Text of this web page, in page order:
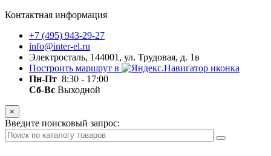
Контактная информация
+7 (495) 943-29-27
info@inter-el.ru
Электросталь, 144001, ул. Трудовая, д. 1в
Построить маршрут в
Пн-Пт 8:30 - 17:00
Сб-Вс Выходной
×
Введите поисковый запрос: